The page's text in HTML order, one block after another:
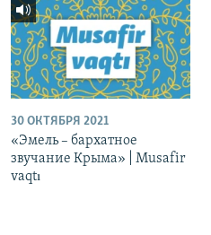
30 ОКТЯБРЯ 2021
«Эмель – бархатное
звучание Крыма» | Musafir
vaqtı